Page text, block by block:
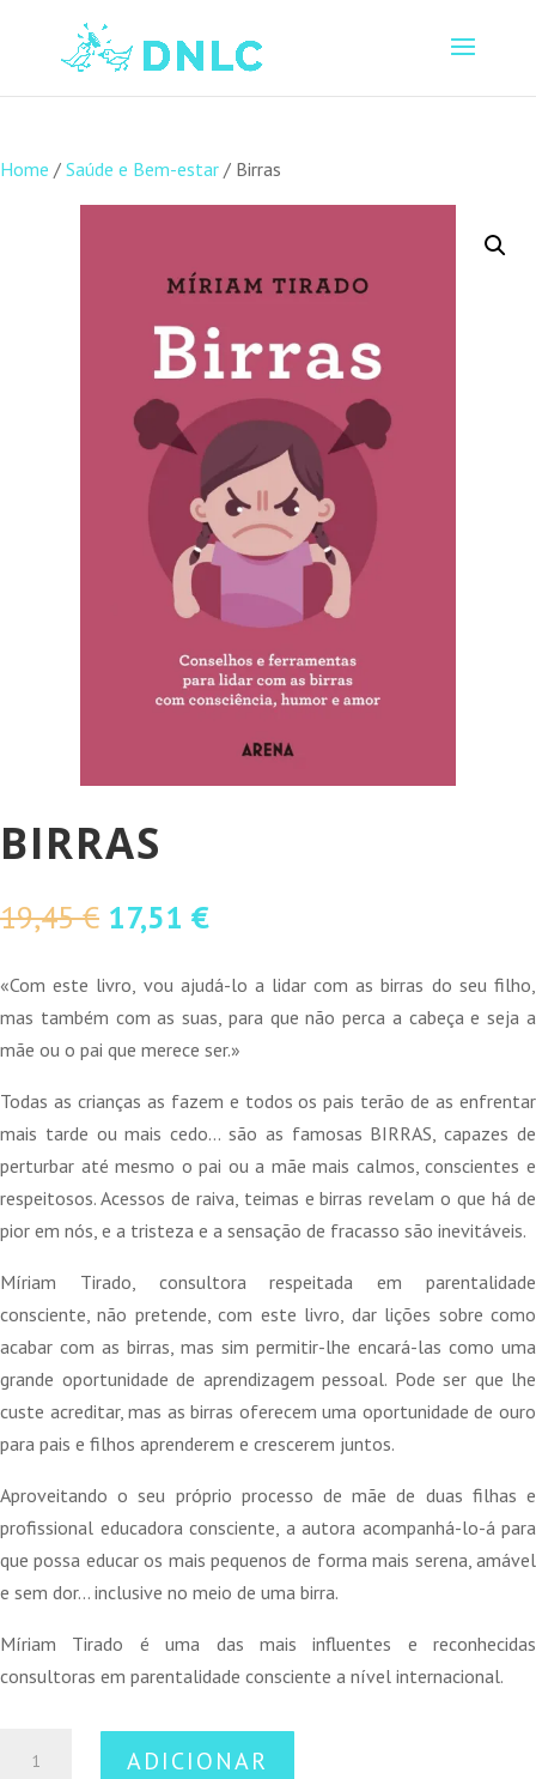
Home / Saúde e Bem-estar / Birras
BIRRAS
19,45€ O
original
era:
19,45 €.
17,51 €O
atual
é:
17,51 €.
«Com este livro, vou ajudá-lo a lidar com as birras do seu filho,
mas também com as suas, para que não perca a cabeça e seja a
mãe ou o pai que merece ser.»
Todas as crianças as fazem e todos os pais terão de as enfrentar
mais tarde ou mais cedo… são as famosas BIRRAS, capazes de
perturbar até mesmo o pai ou a mãe mais calmos, conscientes e
respeitosos. Acessos de raiva, teimas e birras revelam o que há de
pior em nós, e a tristeza e a sensação de fracasso são inevitáveis.
Míriam Tirado, consultora respeitada em parentalidade
consciente, não pretende, com este livro, dar lições sobre como
acabar com as birras, mas sim permitir-lhe encará-las como uma
grande oportunidade de aprendizagem pessoal. Pode ser que lhe
custe acreditar, mas as birras oferecem uma oportunidade de ouro
para pais e filhos aprenderem e crescerem juntos.
Aproveitando o seu próprio processo de mãe de duas filhas e
profissional educadora consciente, a autora acompanhá-lo-á para
que possa educar os mais pequenos de forma mais serena, amável
e sem dor… inclusive no meio de uma birra.
Míriam Tirado é uma das mais influentes e reconhecidas
consultoras em parentalidade consciente a nível internacional.
ADICIONAR